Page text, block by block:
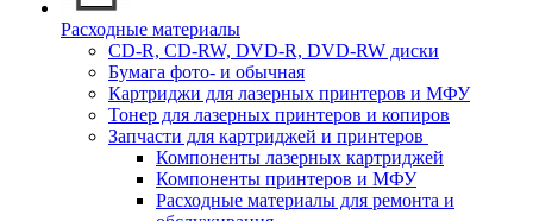
Расходные материалы
CD-R, CD-RW, DVD-R, DVD-RW диски
Бумага фото- и обычная
Картриджи для лазерных принтеров и МФУ
Тонер для лазерных принтеров и копиров
Запчасти для картриджей и принтеров
Компоненты лазерных картриджей
Компоненты принтеров и МФУ
Расходные материалы для ремонта и